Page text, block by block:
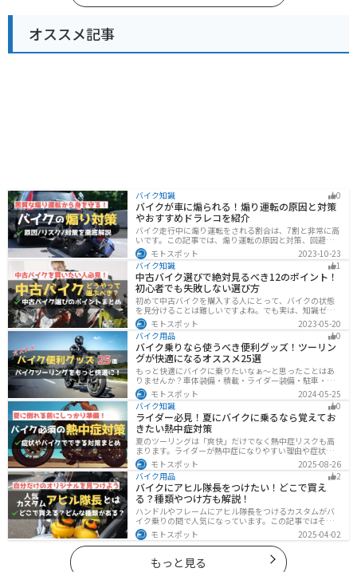
オススメ記事
バイク知識 0
バイクが車に煽られる！煽り運転の原因と対策
やおすすめドラレコを紹介
バイク走行中に煽り運転をされる割合は、7割と非常に高
いです。この記事では、煽り運転の原因と対策、回避方
法について解説します。抑止力の高いオススメのドライ
ブレコーダーも紹介しますので、煽り運転対策をしたい
人はぜひ参考にしてください。
モトスポット
2023-10-23
バイク知識
1
中古バイク選びで絶対見るべき12のポイント！
初心者でも失敗しない選び方
初めて中古バイクを購入する人にとって、バイクの状態
を見分けることは難しいですよね。でも実は、知識ゼロ
の初心者でも「12のポイント」に注目するだけで、中古
バイクの良し悪しを簡単に判断することができるんで
す！正しいポイントを押させて失敗しないバイク選びが
できるようになりましょう。
モトスポット
2023-05-20
バイク用品
0
バイク乗りなら使うべき便利グッズ！ツーリン
グが快適になるオススメ25選
もっと快適にバイクに乗りたいなぁ〜と思ったことはあ
りませんか？車体装備・積載・ライダー装備・駐車・メ
ンテ・トラブル対応の6ジャンルで、バイクをもっと快適
にするオススメ便利グッズを紹介します！
モトスポット
2024-05-25
バイク知識
0
ライダー必見！夏にバイクに乗るなら覚えてお
きたい熱中症対策
夏のツーリングは「爽快」だけでなく熱中症リスクも高
まります。ライダーが熱中症になりやすい理由や症状、
危険性、そして安全に楽しむための対策を徹底解説。夏
用ウェア・水分補給・休憩ポイントの工夫など、猛暑で
も快適に走るコツを紹介します。
モトスポット
2025-08-26
バイク用品
2
バイクにアヒル隊長をつけたい！どこで買え
る？種類やつけ方も解説！
ハンドルやフレームにアヒル隊長をつけるカスタムがバ
イク乗りの間で人気になっています。この記事ではそん
なアヒル隊長について、どこで買えるのかどんな種類が
あるのか、バイクに付ける際の注意点などまとめまし
た。アヒル隊長でオリジナルカスタムをしたい人は参考
にしてください。
モトスポット 2025-04-02
もっと見る